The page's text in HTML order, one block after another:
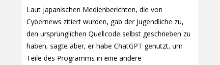
Laut japanischen Medienberichten, die von
Cybernews zitiert wurden, gab der Jugendliche zu,
den ursprünglichen Quellcode selbst geschrieben zu
haben, sagte aber, er habe ChatGPT genutzt, um
Teile des Programms in eine andere